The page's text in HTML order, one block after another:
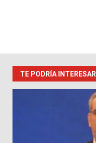
TE PODRÍA INTERESAR